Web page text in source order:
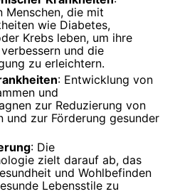
Menschen, die mit
wie Diabetes,
Krebs leben, um ihre
und die
zu erleichtern.
: Entwicklung von
und
zur Reduzierung von
und zur Förderung gesunder
: Die
zielt darauf ab, das
und Wohlbefinden
Lebensstile zu